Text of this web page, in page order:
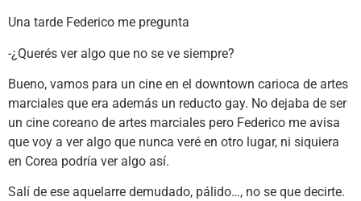
Una tarde Federico me pregunta
-¿Querés ver algo que no se ve siempre?
Bueno, vamos para un cine en el downtown carioca de artes
marciales que era además un reducto gay. No dejaba de ser
un cine coreano de artes marciales pero Federico me avisa
que voy a ver algo que nunca veré en otro lugar, ni siquiera
en Corea podría ver algo así.
Salí de ese aquelarre demudado, pálido…, no se que decirte.